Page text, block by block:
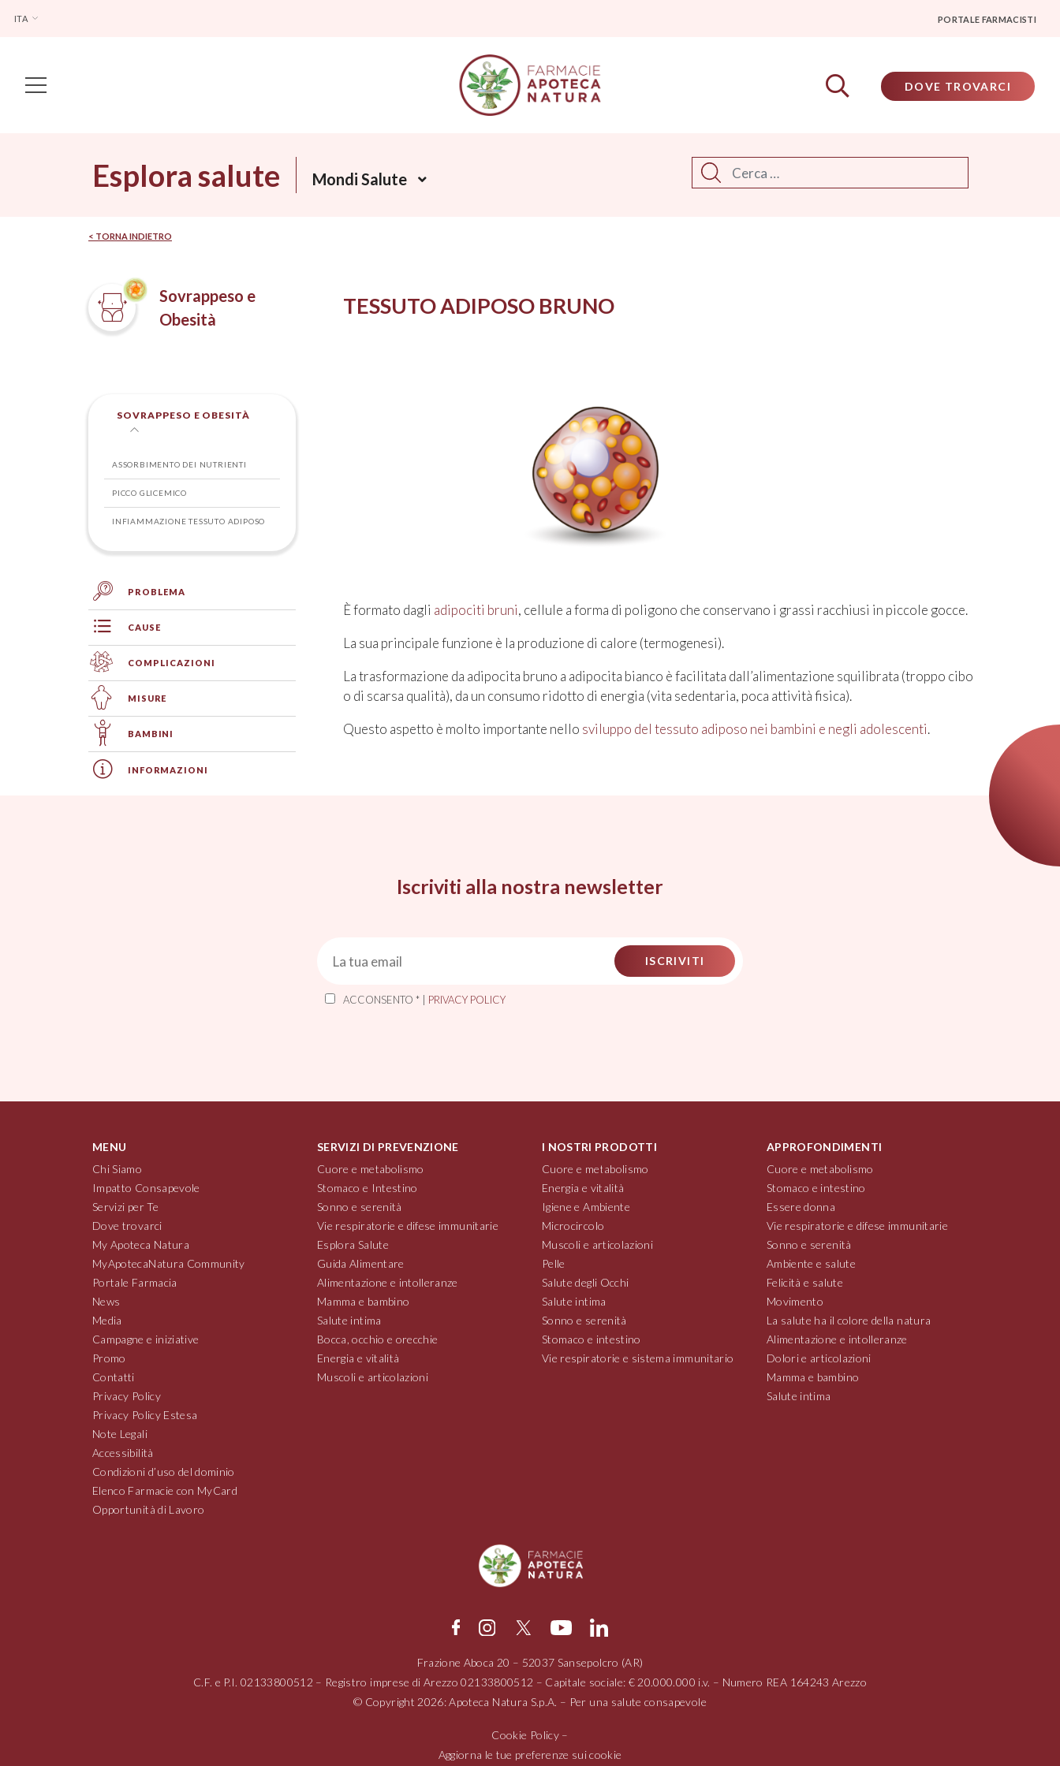
ITA PORTALE FARMACISTI
Main Navigation DOVE TROVARCI
Esplora salute Mondi Salute
Cerca
< TORNA INDIETRO
Sovrappeso e
Obesità
SOVRAPPESO E OBESITÀ
ASSORBIMENTO DEI NUTRIENTI
PICCO GLICEMICO
INFIAMMAZIONE TESSUTO ADIPOSO
PROBLEMA
CAUSE
COMPLICAZIONI
MISURE
BAMBINI
INFORMAZIONI
TESSUTO ADIPOSO BRUNO
È formato dagli adipociti bruni, cellule a forma di poligono che conservano i grassi racchiusi in piccole gocce.
La sua principale funzione è la produzione di calore (termogenesi).
La trasformazione da adipocita bruno a adipocita bianco è facilitata dall’alimentazione squilibrata (troppo cibo
o di scarsa qualità), da un consumo ridotto di energia (vita sedentaria, poca attività fisica).
Questo aspetto è molto importante nello sviluppo del tessuto adiposo nei bambini e negli adolescenti.
Iscriviti alla nostra newsletter
ISCRIVITI
ACCONSENTO * | PRIVACY POLICY
MENU
Chi Siamo
Impatto Consapevole
Servizi per Te
Dove trovarci
My Apoteca Natura
MyApotecaNatura Community
Portale Farmacia
News
Media
Campagne e iniziative
Promo
Contatti
Privacy Policy
Privacy Policy Estesa
Note Legali
Accessibilità
Condizioni d’uso del dominio
Elenco Farmacie con MyCard
Opportunità di Lavoro
SERVIZI DI PREVENZIONE
Cuore e metabolismo
Stomaco e Intestino
Sonno e serenità
Vie respiratorie e difese immunitarie
Esplora Salute
Guida Alimentare
Alimentazione e intolleranze
Mamma e bambino
Salute intima
Bocca, occhio e orecchie
Energia e vitalità
Muscoli e articolazioni
I NOSTRI PRODOTTI
Cuore e metabolismo
Energia e vitalità
Igiene e Ambiente
Microcircolo
Muscoli e articolazioni
Pelle
Salute degli Occhi
Salute intima
Sonno e serenità
Stomaco e intestino
Vie respiratorie e sistema immunitario
APPROFONDIMENTI
Cuore e metabolismo
Stomaco e intestino
Essere donna
Vie respiratorie e difese immunitarie
Sonno e serenità
Ambiente e salute
Felicità e salute
Movimento
La salute ha il colore della natura
Alimentazione e intolleranze
Dolori e articolazioni
Mamma e bambino
Salute intima
Frazione Aboca 20 – 52037 Sansepolcro (AR)
C.F. e P.I.02133800512 – Registro imprese di Arezzo02133800512 – Capitale sociale: € 20.000.000 i.v. – Numero REA 164243 Arezzo
© Copyright 2026: Apoteca Natura S.p.A. – Per una salute consapevole
Cookie Policy–
Aggiorna le tue preferenze sui cookie